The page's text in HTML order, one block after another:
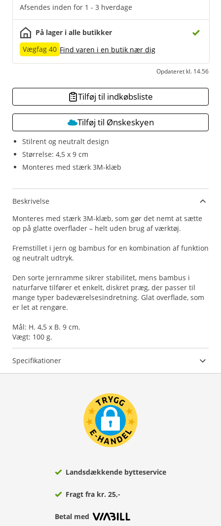
Stilrent og neutralt design
Størrelse: 4,5 x 9 cm
Monteres med stærk 3M-klæb
Afsendes inden for 1 - 3 hverdage
På lager i alle butikker
Vægfag 40 Find varen i en butik nær dig
Opdateret kl. 14.56
Tilføj til indkøbsliste
Tilføj til Ønskeskyen
Beskrivelse
Monteres med stærk 3M-klæb, som gør det nemt at sætte
op på glatte overflader – helt uden brug af værktøj.
Fremstillet i jern og bambus for en kombination af funktion
og neutralt udtryk.
Den sorte jernramme sikrer stabilitet, mens bambus i
naturfarve tilfører et enkelt, diskret præg, der passer til
mange typer badeværelsesindretning. Glat overflade, som
er let at rengøre.
Mål: H. 4,5 x B. 9 cm.
Vægt: 100 g.
Specifikationer
Landsdækkende bytteservice
Fragt fra kr. 25,-
Betal med